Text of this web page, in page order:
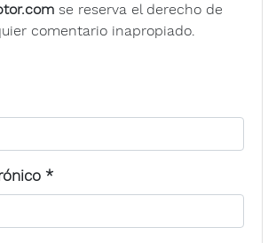
se reserva el derecho de
comentario inapropiado.
*